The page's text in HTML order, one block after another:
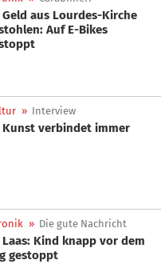
Auf E-Bikes
» Interview
 Kunst verbindet immer
» Die gute Nachricht
gestoppt